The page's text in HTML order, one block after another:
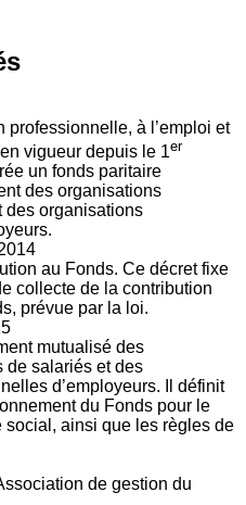
professionnelle, à l’emploi et
vigueur depuis le 1er
un fonds paritaire
des organisations
des organisations
au Fonds. Ce décret fixe
collecte de la contribution
prévue par la loi.
mutualisé des
de salariés et des
d’employeurs. Il définit
du Fonds pour le
ainsi que les règles de
de gestion du